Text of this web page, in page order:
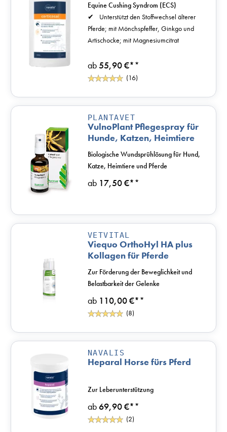
ab55,90 €**
Equine Cushing Syndrom (ECS)
Unterstützt den Stoffwechsel älterer
Pferde; mit Mönchspfeffer, Ginkgo und
Artischocke; mit Magnesiumcitrat
(16)
PLANTAVET
VulnoPlant Pflegespray für
Hunde, Katzen, Heimtiere
und Pferde
ab 17,50 €**
Biologische Wundsprühlösung für Hund,
Katze, Heimtiere und Pferde
VETVITAL
Viequo OrthoHyl HA plus
Kollagen für Pferde
ab 110,00 €**
Zur Förderung der Beweglichkeit und
Belastbarkeit der Gelenke
(8)
NAVALIS
Heparal Horse fürs Pferd
ab 69,90 €**
Zur Leberunterstützung
(2)